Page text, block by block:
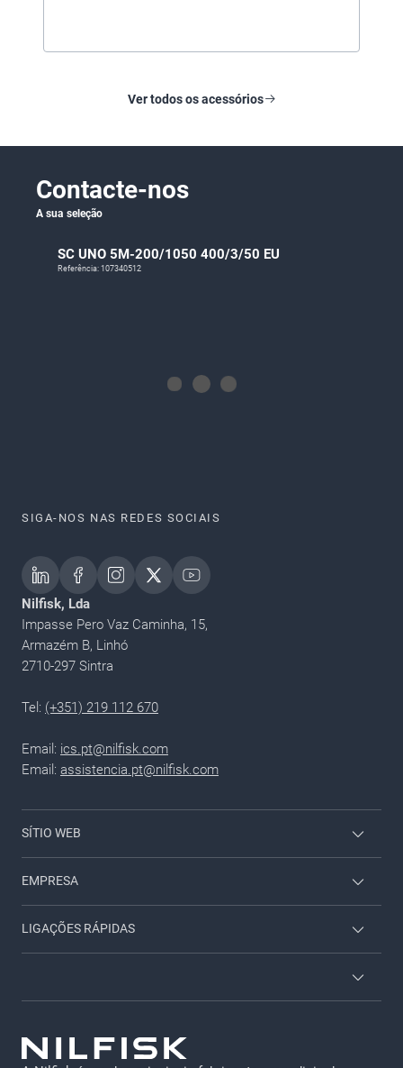
Ver todos os acessórios
Contacte-nos
A sua seleção
SC UNO 5M-200/1050 400/3/50 EU
Referência: 107340512
SIGA-NOS NAS REDES SOCIAIS
Nilfisk, Lda
Impasse Pero Vaz Caminha, 15,
Armazém B, Linhó
2710-297 Sintra
Tel: (+351) 219 112 670
Email: ics.pt@nilfisk.com
Email: assistencia.pt@nilfisk.com
SÍTIO WEB
Nilfisk Doméstico
Acesso empregados
EMPRESA
Sobre nos
LIGAÇÕES RÁPIDAS
Acessórios
Proteção de dados